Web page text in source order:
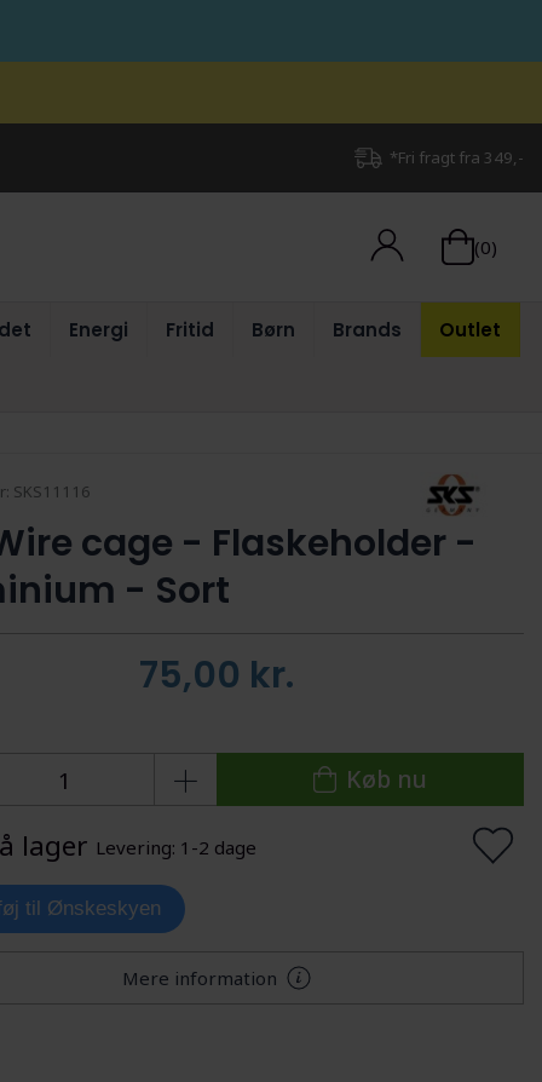
*Fri fragt fra 349,-
(0)
Energi Fritid Børn Brands Outlet
SKS11116
cage - Flaskeholder -
- Sort
75,00 kr.
Køb nu
lager Levering: 1-2 dage
til Ønskeskyen
Mere information